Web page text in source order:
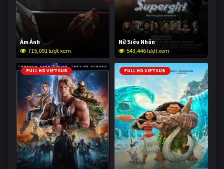
Ám Ảnh
715,091 lượt xem
Nữ Siêu Nhân
543,446 lượt xem
FULL HD VIETSUB FULL HD VIETSUB